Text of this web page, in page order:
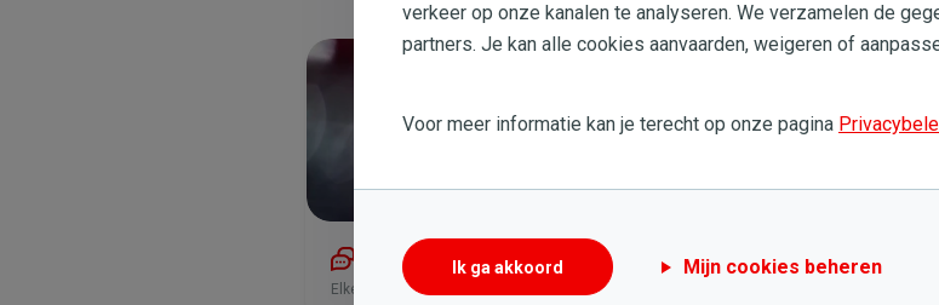
Chat met ons
Elke werkdag van 8 uur tot 21:30 en zaterdag van 9 tot 14 uur.
verkeer op onze kanalen te analyseren. We verzamelen de
partners. Je kan alle cookies aanvaarden, weigeren of
Voor meer informatie kan je terecht op onze pagina
Ik ga akkoord Mijn cookies beheren